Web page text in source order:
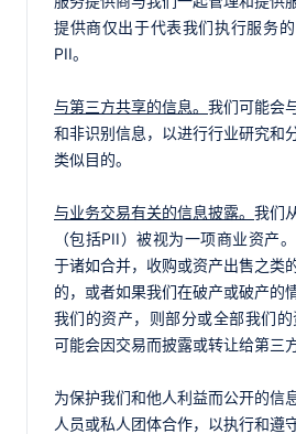
提供商仅出于代表我们执行服务
PII。
与第三方共享的信息。 我们可能会
和非识别信息，以进行行业研究和
类似目的。
与业务交易有关的信息披露。 我们
（包括PII）被视为一项商业资产
于诸如合并，收购或资产出售之类
的，或者如果我们在破产或破产的
我们的资产，则部分或全部我们的
可能会因交易而披露或转让给第三
为保护我们和他人利益而公开的信
人员或私人团体合作，以执行和遵